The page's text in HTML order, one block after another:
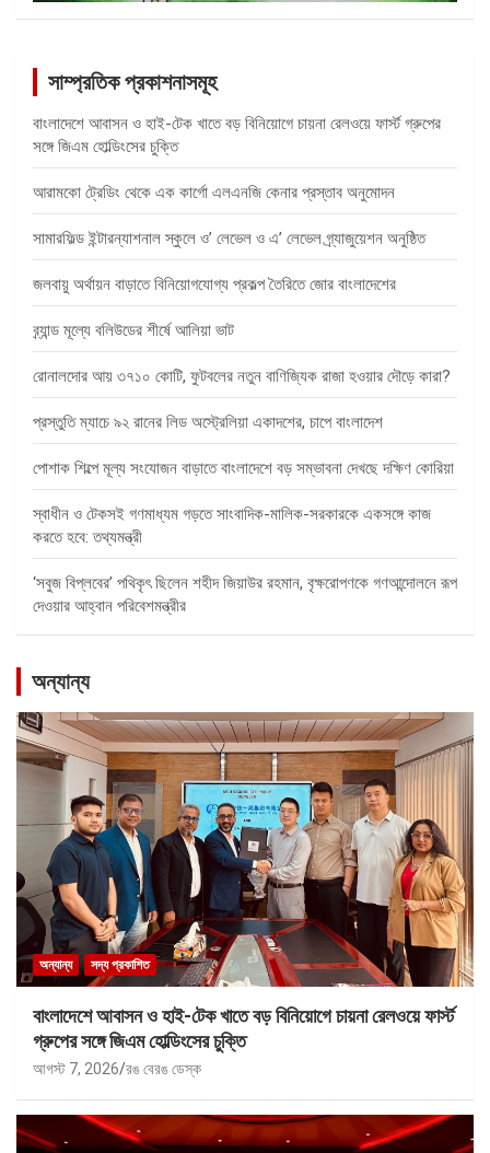
সাম্প্রতিক প্রকাশনাসমূহ
বাংলাদেশে আবাসন ও হাই-টেক খাতে বড় বিনিয়োগে চায়না রেলওয়ে ফার্স্ট গ্রুপের
সঙ্গে জিএম হোল্ডিংসের চুক্তি
আরামকো ট্রেডিং থেকে এক কার্গো এলএনজি কেনার প্রস্তাব অনুমোদন
সামারফিল্ড ইন্টারন্যাশনাল স্কুলে ও’ লেভেল ও এ’ লেভেল গ্র্যাজুয়েশন অনুষ্ঠিত
জলবায়ু অর্থায়ন বাড়াতে বিনিয়োগযোগ্য প্রকল্প তৈরিতে জোর বাংলাদেশের
ব্র্যান্ড মূল্যে বলিউডের শীর্ষে আলিয়া ভাট
রোনালদোর আয় ৩৭১০ কোটি, ফুটবলের নতুন বাণিজ্যিক রাজা হওয়ার দৌড়ে কারা?
প্রস্তুতি ম্যাচে ৯২ রানের লিড অস্ট্রেলিয়া একাদশের, চাপে বাংলাদেশ
পোশাক শিল্পে মূল্য সংযোজন বাড়াতে বাংলাদেশে বড় সম্ভাবনা দেখছে দক্ষিণ কোরিয়া
স্বাধীন ও টেকসই গণমাধ্যম গড়তে সাংবাদিক-মালিক-সরকারকে একসঙ্গে কাজ
করতে হবে: তথ্যমন্ত্রী
‘সবুজ বিপ্লবের’ পথিকৃৎ ছিলেন শহীদ জিয়াউর রহমান, বৃক্ষরোপণকে গণআন্দোলনে রূপ
দেওয়ার আহ্বান পরিবেশমন্ত্রীর
অন্যান্য
অন্যান্য সদ্য প্রকাশিত
বাংলাদেশে আবাসন ও হাই-টেক খাতে বড় বিনিয়োগে চায়না রেলওয়ে ফার্স্ট
গ্রুপের সঙ্গে জিএম হোল্ডিংসের চুক্তি
আগস্ট 7, 2026 রঙ বেরঙ ডেস্ক